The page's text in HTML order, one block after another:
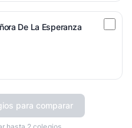
De La Esperanza
para comparar